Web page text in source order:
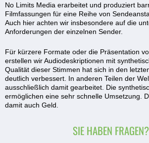
No Limits Media erarbeitet und produziert
Filmfassungen für eine Reihe von
Auch hier achten wir insbesondere auf die
Anforderungen der einzelnen Sender.
Für kürzere Formate oder die Präsentation
erstellen wir Audiodeskriptionen mit
Qualität dieser Stimmen hat sich in den
deutlich verbessert. In anderen Teilen der
ausschließlich damit gearbeitet. Die
ermöglichen eine sehr schnelle Umsetzung.
damit auch Geld.
SIE HABEN FRAGEN?